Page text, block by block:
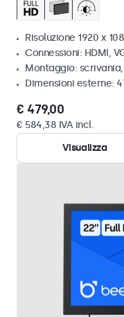
Risoluzione 1920 x
Connessioni: HDMI,
Montaggio:
Dimensioni esterne:
€ 479,00
€ 584,38 IVA incl.
Visualizza